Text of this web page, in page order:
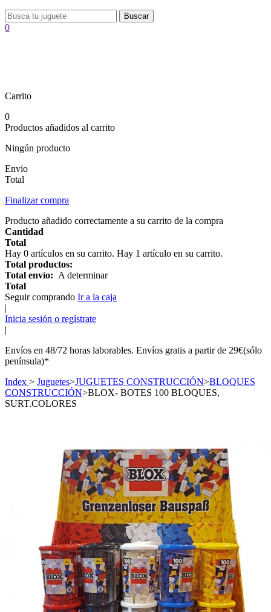
Buscar
0
Carrito
0
Productos añadidos al carrito
Ningún producto
Envio
Total
Finalizar compra
Producto añadido correctamente a su carrito de la compra
Cantidad
Total
Hay 0 artículos en su carrito. Hay 1 artículo en su carrito.
Total productos:
Total envío: A determinar
Total
Seguir comprando Ir a la caja
|
Inicia sesión o regístrate
|
Envíos en 48/72 horas laborables. Envíos gratis a partir de 29€(sólo
península)*
Index > Juguetes>JUGUETES CONSTRUCCIÓN>BLOQUES
CONSTRUCCIÓN>BLOX- BOTES 100 BLOQUES,
SURT.COLORES